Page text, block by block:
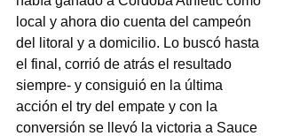
local y ahora dio cuenta del campeón
del litoral y a domicilio. Lo buscó hasta
el final, corrió de atrás el resultado
siempre- y consiguió en la última
acción el try del empate y con la
conversión se llevó la victoria a Sauce